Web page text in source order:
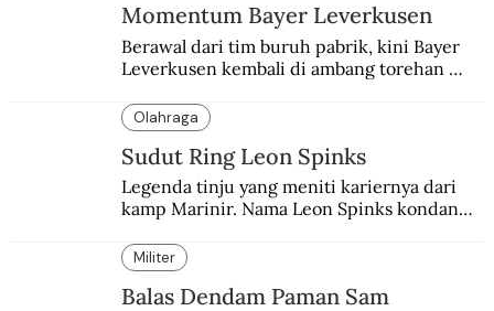
Momentum Bayer Leverkusen
Berawal dari tim buruh pabrik, kini Bayer
Leverkusen kembali di ambang torehan
“Neverkusen”.
Olahraga
Sudut Ring Leon Spinks
Legenda tinju yang meniti kariernya dari
kamp Marinir. Nama Leon Spinks kondang
Muhammad Ali.
Militer
Balas Dendam Paman Sam